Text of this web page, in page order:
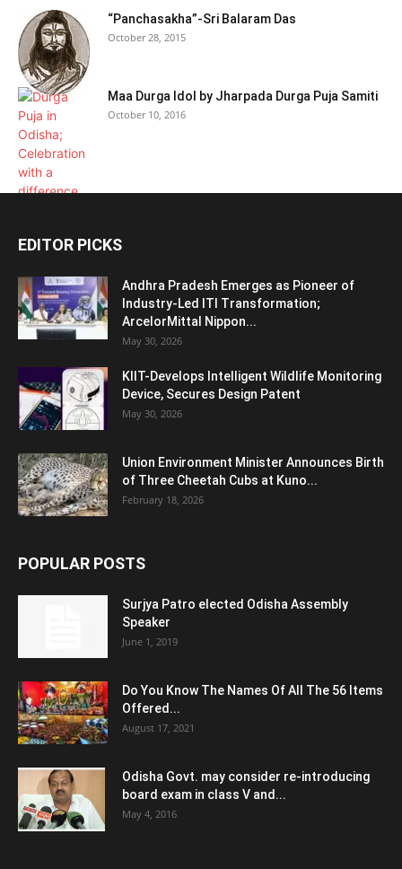
“Panchasakha”-Sri Balaram Das
October 28, 2015
Maa Durga Idol by Jharpada Durga Puja Samiti
October 10, 2016
EDITOR PICKS
Andhra Pradesh Emerges as Pioneer of
Industry-Led ITI Transformation;
ArcelorMittal Nippon...
May 30, 2026
KIIT-Develops Intelligent Wildlife Monitoring
Device, Secures Design Patent
May 30, 2026
Union Environment Minister Announces Birth
of Three Cheetah Cubs at Kuno...
February 18, 2026
POPULAR POSTS
Surjya Patro elected Odisha Assembly
Speaker
June 1, 2019
Do You Know The Names Of All The 56 Items
Offered...
August 17, 2021
Odisha Govt. may consider re-introducing
board exam in class V and...
May 4, 2016